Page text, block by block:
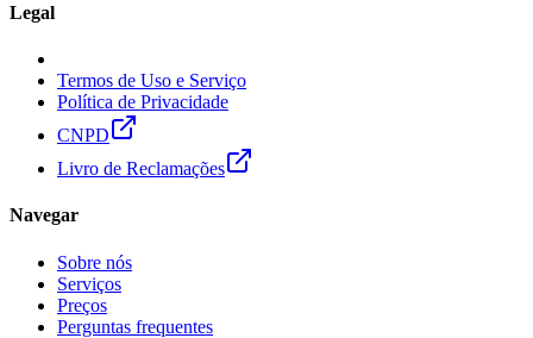
Legal
Termos de Uso e Serviço
Política de Privacidade
CNPD
Livro de Reclamações
Navegar
Sobre nós
Serviços
Preços
Perguntas frequentes